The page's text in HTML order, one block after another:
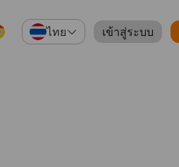
ไทย เข้าสู่ระบบ